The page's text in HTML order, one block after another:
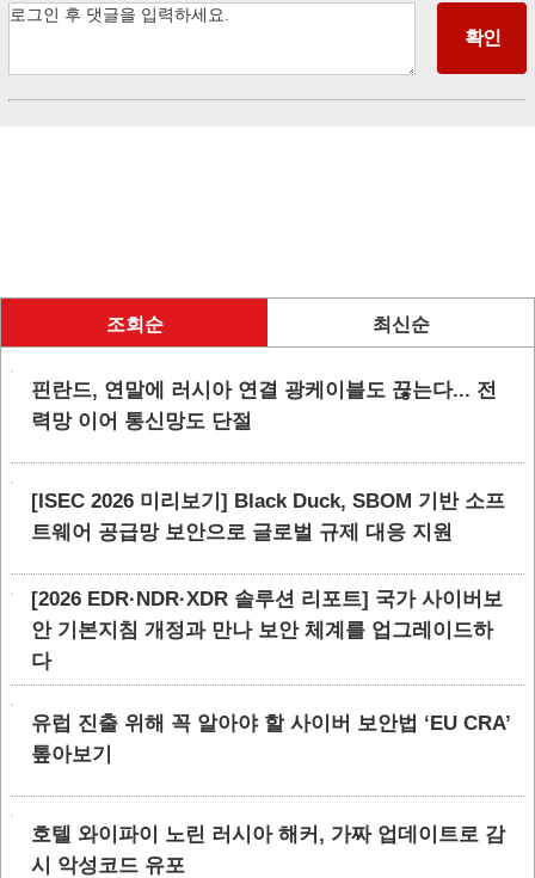
조회순 최신순
핀란드, 연말에 러시아 연결 광케이블도 끊는다... 전
력망 이어 통신망도 단절
[ISEC 2026 미리보기] Black Duck, SBOM 기반 소프
트웨어 공급망 보안으로 글로벌 규제 대응 지원
[2026 EDR·NDR·XDR 솔루션 리포트] 국가 사이버보
안 기본지침 개정과 만나 보안 체계를 업그레이드하
다
유럽 진출 위해 꼭 알아야 할 사이버 보안법 ‘EU CRA’
톺아보기
호텔 와이파이 노린 러시아 해커, 가짜 업데이트로 감
시 악성코드 유포